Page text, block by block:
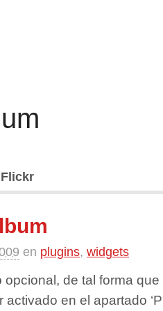
en plugins, widgets
de tal forma
en el apartado